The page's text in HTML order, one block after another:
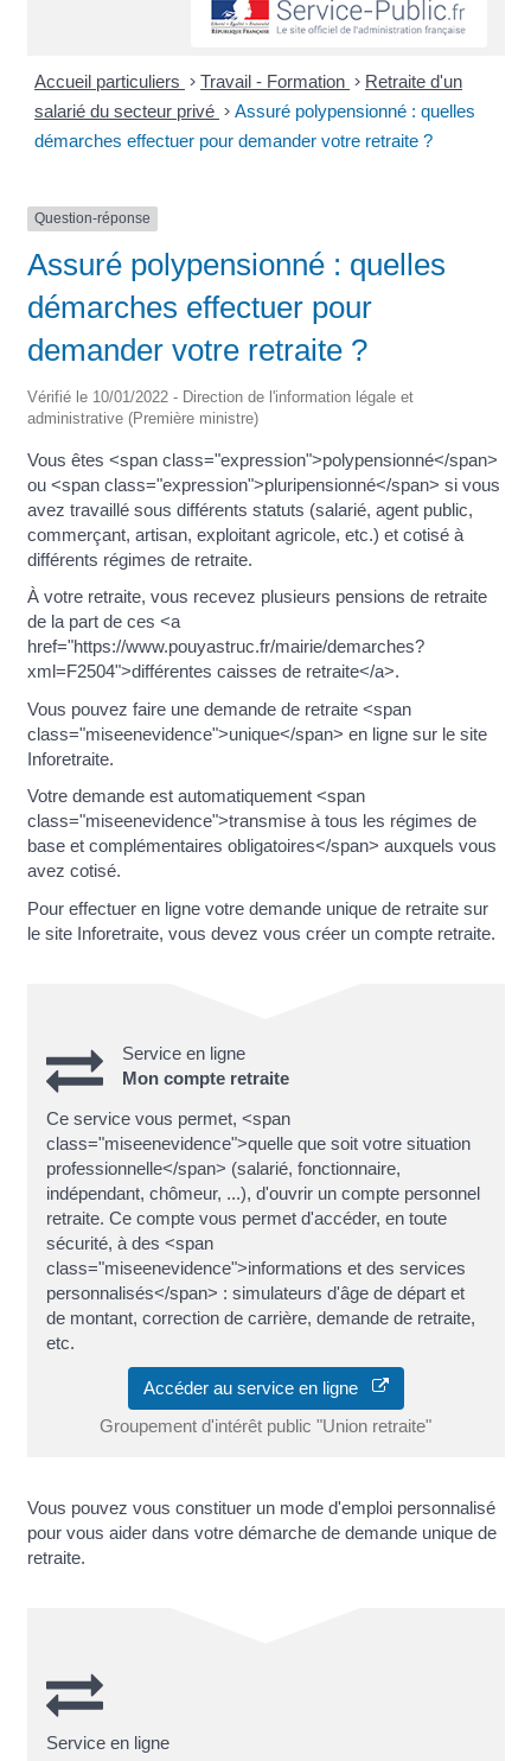
Accueil particuliers > Travail - Formation > Retraite d'un
salarié du secteur privé > Assuré polypensionné : quelles
démarches effectuer pour demander votre retraite ?
Question-réponse
Assuré polypensionné : quelles
démarches effectuer pour
demander votre retraite ?
Vérifié le 10/01/2022 - Direction de l'information légale et
administrative (Première ministre)
Vous êtes <span class="expression">polypensionné</span>
ou <span class="expression">pluripensionné</span> si vous
avez travaillé sous différents statuts (salarié, agent public,
commerçant, artisan, exploitant agricole, etc.) et cotisé à
différents régimes de retraite.
À votre retraite, vous recevez plusieurs pensions de retraite
de la part de ces <a
href="https://www.pouyastruc.fr/mairie/demarches?
xml=F2504">différentes caisses de retraite</a>.
Vous pouvez faire une demande de retraite <span
class="miseenevidence">unique</span> en ligne sur le site
Inforetraite.
Votre demande est automatiquement <span
class="miseenevidence">transmise à tous les régimes de
base et complémentaires obligatoires</span> auxquels vous
avez cotisé.
Pour effectuer en ligne votre demande unique de retraite sur
le site Inforetraite, vous devez vous créer un compte retraite.
Service en ligne
Mon compte retraite
Ce service vous permet, <span
class="miseenevidence">quelle que soit votre situation
professionnelle</span> (salarié, fonctionnaire,
indépendant, chômeur, ...), d'ouvrir un compte personnel
retraite. Ce compte vous permet d'accéder, en toute
sécurité, à des <span
class="miseenevidence">informations et des services
personnalisés</span> : simulateurs d'âge de départ et
de montant, correction de carrière, demande de retraite,
etc.
Accéder au service en ligne
Groupement d'intérêt public "Union retraite"
Vous pouvez vous constituer un mode d'emploi personnalisé
pour vous aider dans votre démarche de demande unique de
retraite.
Service en ligne